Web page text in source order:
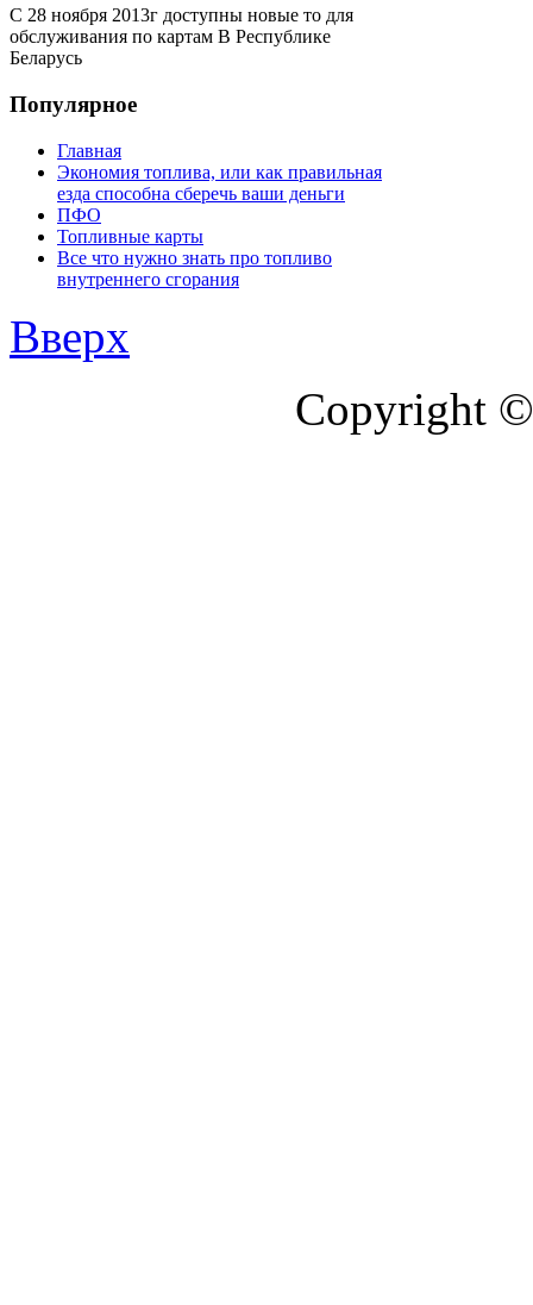
С 28 ноября 2013г доступны новые то для
обслуживания по картам В Республике
Беларусь
Популярное
Главная
Экономия топлива, или как правильная
езда способна сберечь ваши деньги
ПФО
Топливные карты
Все что нужно знать про топливо
внутреннего сгорания
Вверх
Copyright